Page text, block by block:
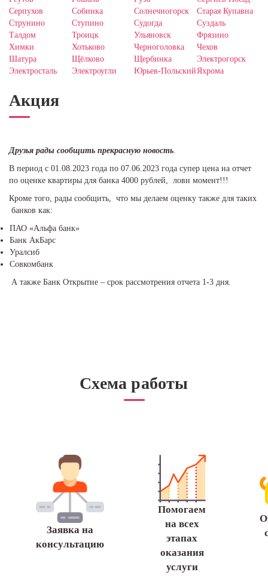
Серпухов
Собинка Солнечногорск
Старая Купавна
Струнино
Ступино Судогда
Суздаль
Талдом
Троицк Ульяновск
Фрязино
Химки
Хотьково Черноголовка
Чехов
Шатура
Щёлково Щербинка
Электрогорск
Электросталь
Электроугли Юрьев-Польский Яхрома
Акция
Друзья рады сообщить прекрасную новость
В период с 01.08.2023 года по 07.06.2023 года супер цена на отчет
по оценке квартиры для банка 4000 рублей, лови момент!!!
Кроме того, рады сообщить, что мы делаем оценку также для таких
банков как:
ПАО «Альфа банк»
Банк АкБарс
Уралсиб
Совкомбанк
А также Банк Открытие – срок рассмотрения отчета 1-3 дня.
Схема работы
Заявка на
консультацию
Помогаем
на всех
этапах
оказания
услуги